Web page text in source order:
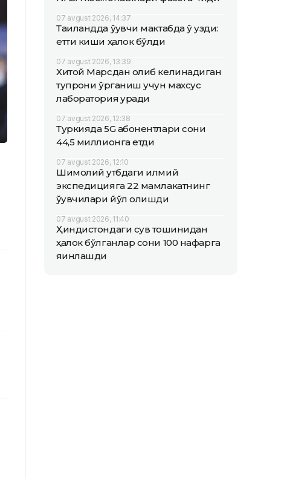
07 avgust 2026, 14:37
Таиландда ўқувчи мактабда ўқ узди:
етти киши ҳалок бўлди
07 avgust 2026, 13:39
Хитой Марсдан олиб келинадиган
тупроқни ўрганиш учун махсус
лаборатория қуради
07 avgust 2026, 12:38
Туркияда 5G абонентлари сони
44,5 миллионга етди
07 avgust 2026, 12:10
Шимолий қутбдаги илмий
экспедицияга 22 мамлакатнинг
ўқувчилари йўл олишди
07 avgust 2026, 11:40
Ҳиндистондаги сув тошқинидан
ҳалок бўлганлар сони 100 нафарга
яқинлашди